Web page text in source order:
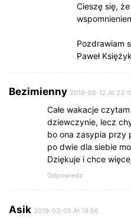
Cieszę się,
Pozdrawiam
Paweł
Bezimienny 2019-08-12 At
Całe wakacje
dziewczynie, lecz
bo ona zasypia przy
po dwie dla siebie
Dziękuje i chce
Odpowiedz
Asik 2019-03-05 At 19:56